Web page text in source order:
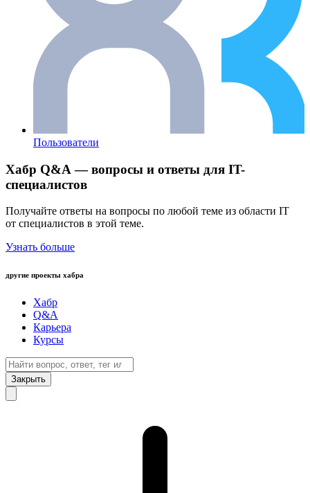
Пользователи
Хабр Q&A — вопросы и ответы для IT-
специалистов
Получайте ответы на вопросы по любой теме из области IT
от специалистов в этой теме.
Узнать больше
другие проекты хабра
Хабр
Q&A
Карьера
Курсы
Закрыть